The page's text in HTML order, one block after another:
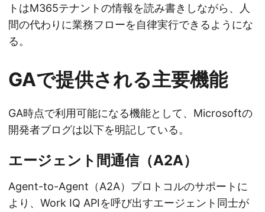
トはM365テナントの情報を読み書きしながら、人
間の代わりに業務フローを自律実行できるようにな
る。
GAで提供される主要機能
GA時点で利用可能になる機能として、Microsoftの
開発者ブログは以下を明記している。
エージェント間通信（A2A）
Agent-to-Agent（A2A）プロトコルのサポートに
より、Work IQ APIを呼び出すエージェント同士が